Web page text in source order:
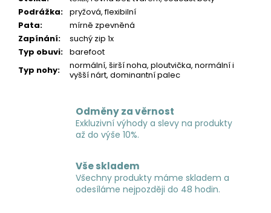
Podrážka: pryžová, flexibilní
Pata:
mírně zpevněná
Zapínání:
suchý zip 1x
Typ obuvi: barefoot
Typ nohy:
normální, širší noha, ploutvička, normální i
vyšší nárt, dominantní palec
Odměny za věrnost
Exkluzivní výhody a slevy na produkty
až do výše 10%.
Vše skladem
Všechny produkty máme skladem a
odesíláme nejpozději do 48 hodin.